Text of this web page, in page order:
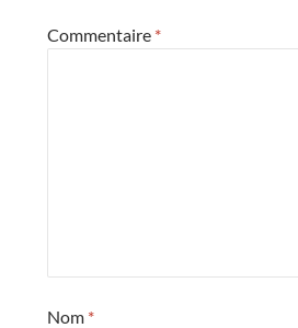
Commentaire *
Nom *